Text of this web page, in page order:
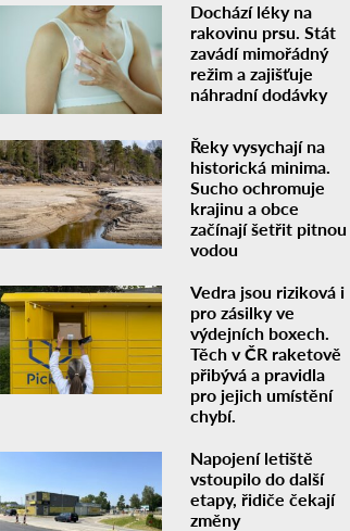
Dochází léky na
rakovinu prsu. Stát
zavádí mimořádný
režim a zajišťuje
náhradní dodávky
Řeky vysychají na
historická minima.
Sucho ochromuje
krajinu a obce
začínají šetřit pitnou
vodou
Vedra jsou riziková i
pro zásilky ve
výdejních boxech.
Těch v ČR raketově
přibývá a pravidla
pro jejich umístění
chybí.
Napojení letiště
vstoupilo do další
etapy, řidiče čekají
změny